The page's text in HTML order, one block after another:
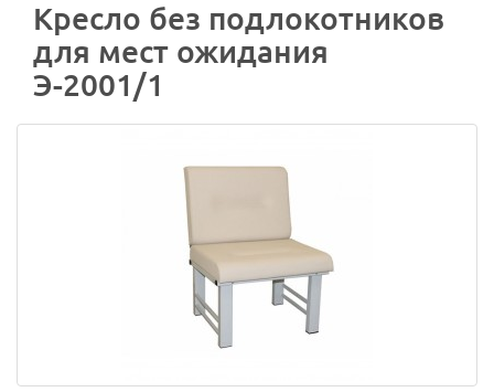
Кресло без подлокотников
для мест ожидания
Э-2001/1